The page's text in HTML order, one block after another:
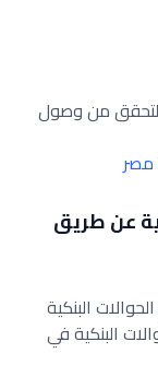
من وصول
مصر
عن طريق
البنكية
البنكية في